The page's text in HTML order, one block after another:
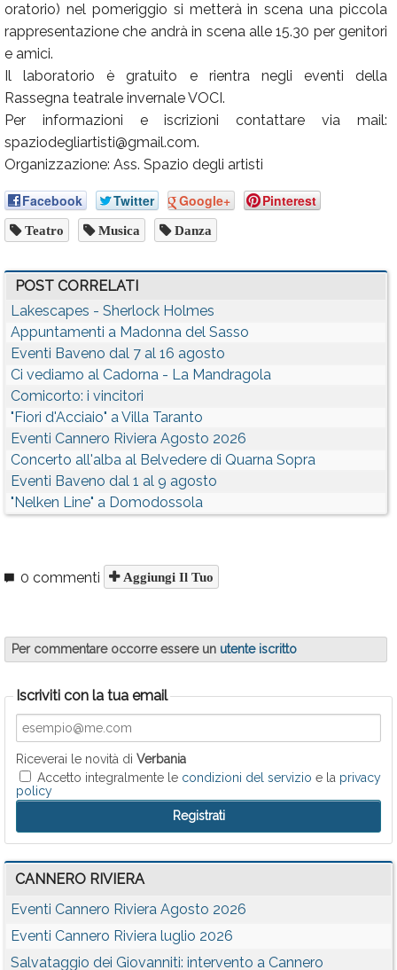
oratorio) nel pomeriggio si metterà in scena una piccola
rappresentazione che andrà in scena alle 15.30 per genitori
e amici.
Il laboratorio è gratuito e rientra negli eventi della
Rassegna teatrale invernale VOCI.
Per informazioni e iscrizioni contattare via mail:
spaziodegliartisti@gmail.com.
Organizzazione: Ass. Spazio degli artisti
Facebook Twitter Google+ Pinterest
Teatro Musica Danza
POST CORRELATI
Lakescapes - Sherlock Holmes
Appuntamenti a Madonna del Sasso
Eventi Baveno dal 7 al 16 agosto
Ci vediamo al Cadorna - La Mandragola
Comicorto: i vincitori
"Fiori d'Acciaio" a Villa Taranto
Eventi Cannero Riviera Agosto 2026
Concerto all'alba al Belvedere di Quarna Sopra
Eventi Baveno dal 1 al 9 agosto
"Nelken Line" a Domodossola
0 commenti Aggiungi Il Tuo
Per commentare occorre essere un utente iscritto
Iscriviti con la tua email
Riceverai le novità di Verbania
Accetto integralmente le condizioni del servizio e la privacy
policy
CANNERO RIVIERA
Eventi Cannero Riviera Agosto 2026
Eventi Cannero Riviera luglio 2026
Salvataggio dei Giovanniti: intervento a Cannero